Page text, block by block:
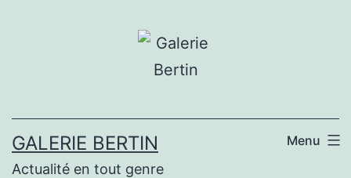
GALERIE BERTIN
Actualité en tout genre
Menu